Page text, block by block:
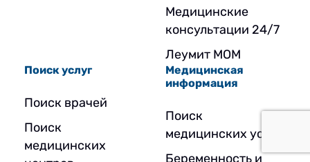
Медицинские
консультации 24/7
Леумит МОМ
Поиск услуг
Поиск врачей
Поиск
медицинских
Медицинская
информация
Поиск
медицинских услуг
Беременность и